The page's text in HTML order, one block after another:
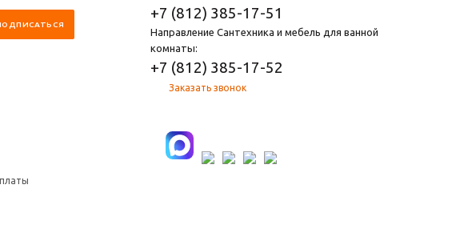
+7 (812) 385-17-51
Направление Сантехника и мебель для ванной
комнаты:
+7 (812) 385-17-52
Заказать звонок